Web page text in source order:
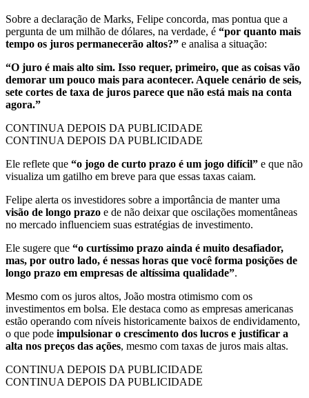
Sobre a declaração de Marks, Felipe concorda, mas pontua que a
pergunta de um milhão de dólares, na verdade, é “por quanto mais
tempo os juros permanecerão altos?” e analisa a situação:
“O juro é mais alto sim. Isso requer, primeiro, que as coisas vão
demorar um pouco mais para acontecer. Aquele cenário de seis,
sete cortes de taxa de juros parece que não está mais na conta
agora.”
CONTINUA DEPOIS DA PUBLICIDADE
CONTINUA DEPOIS DA PUBLICIDADE
Ele reflete que “o jogo de curto prazo é um jogo difícil” e que não
visualiza um gatilho em breve para que essas taxas caiam.
Felipe alerta os investidores sobre a importância de manter uma
visão de longo prazo e de não deixar que oscilações momentâneas
no mercado influenciem suas estratégias de investimento.
Ele sugere que “o curtíssimo prazo ainda é muito desafiador,
mas, por outro lado, é nessas horas que você forma posições de
longo prazo em empresas de altíssima qualidade”.
Mesmo com os juros altos, João mostra otimismo com os
investimentos em bolsa. Ele destaca como as empresas americanas
estão operando com níveis historicamente baixos de endividamento,
o que pode impulsionar o crescimento dos lucros e justificar a
alta nos preços das ações, mesmo com taxas de juros mais altas.
CONTINUA DEPOIS DA PUBLICIDADE
CONTINUA DEPOIS DA PUBLICIDADE